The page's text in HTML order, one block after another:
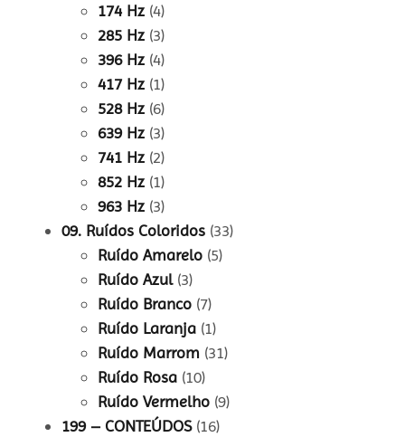
174 Hz (4)
285 Hz (3)
396 Hz (4)
417 Hz (1)
528 Hz (6)
639 Hz (3)
741 Hz (2)
852 Hz (1)
963 Hz (3)
09. Ruídos Coloridos (33)
Ruído Amarelo (5)
Ruído Azul(3)
Ruído Branco (7)
Ruído Laranja (1)
Ruído Marrom (31)
Ruído Rosa (10)
Ruído Vermelho (9)
199 – CONTEÚDOS(16)